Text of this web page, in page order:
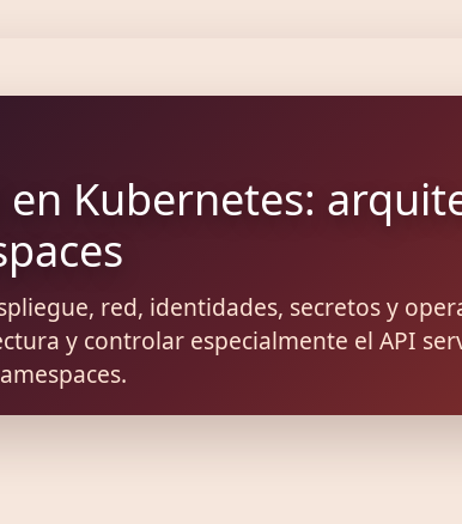
Kubernetes:
red, identidades, secretos y
y controlar especialmente el API